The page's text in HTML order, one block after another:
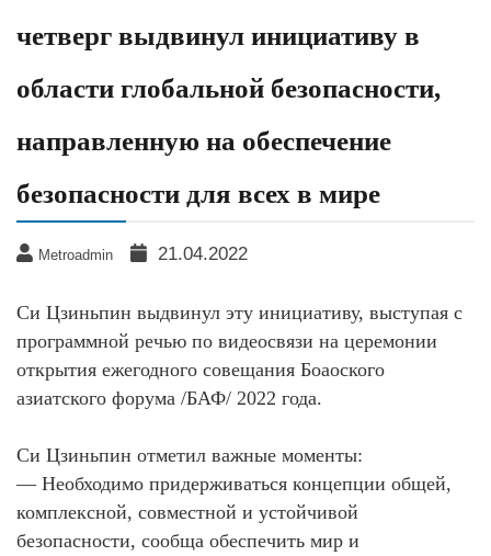
четверг выдвинул инициативу в
области глобальной безопасности,
направленную на обеспечение
безопасности для всех в мире
Metroadmin 21.04.2022
Си Цзиньпин выдвинул эту инициативу, выступая с
программной речью по видеосвязи на церемонии
открытия ежегодного совещания Боаоского
азиатского форума /БАФ/ 2022 года.
Си Цзиньпин отметил важные моменты:
— Необходимо придерживаться концепции общей,
комплексной, совместной и устойчивой
безопасности, сообща обеспечить мир и